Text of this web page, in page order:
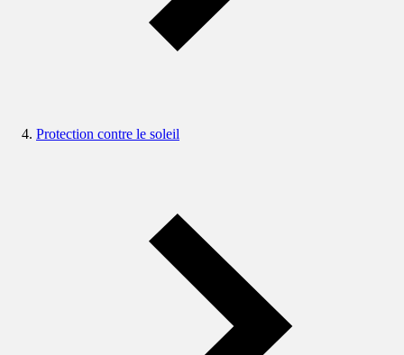
Protection contre le soleil